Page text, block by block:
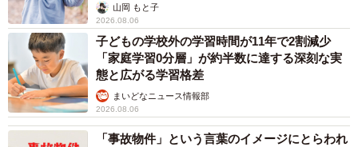
出し…山岡 もと子
2026.08.06
子どもの学校外の学習時間が11年で2割減少
「家庭学習0分層」が約半数に達する深刻な実
態と広がる学習格差
まいどなニュース情報部
2026.08.06
「事故物件」という言葉のイメージにとらわれ